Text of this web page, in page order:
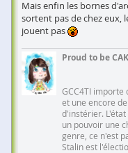
Mais enfin les bornes
sortent pas de chez eux,
jouent pas
Proud to be
GCC4TI importe
et une encore
d'instérier.
un pouvoir une
genre, ce n'est
Stalin est